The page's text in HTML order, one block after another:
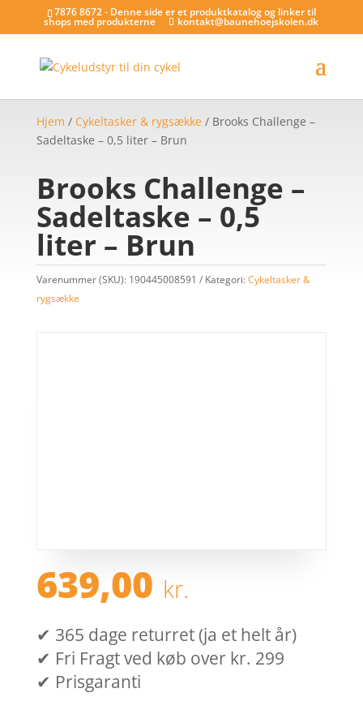
7876 8672 - Denne side er et produktkatalog og linker til
shops med produkterne kontakt@baunehoejskolen.dk
Hjem / Cykeltasker & rygsække / Brooks Challenge –
Sadeltaske – 0,5 liter – Brun
Brooks Challenge –
Sadeltaske – 0,5
liter – Brun
Varenummer (SKU): 190445008591 Kategori:Cykeltasker &
rygsække
639,00 kr.
✔ 365 dage returret (ja et helt år)
✔ Fri Fragt ved køb over kr. 299
✔ Prisgaranti